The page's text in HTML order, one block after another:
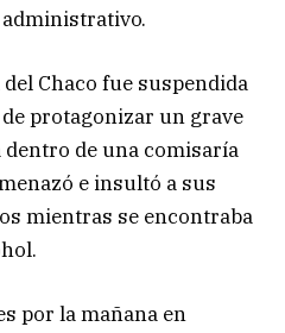
Chaco fue suspendida
protagonizar un grave
de una comisaría
e insultó a sus
mientras se encontraba
por la mañana en